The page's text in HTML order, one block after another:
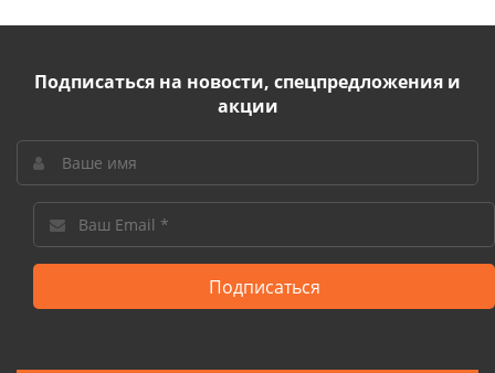
Подписаться на новости, спецпредложения и
акции
Подписаться